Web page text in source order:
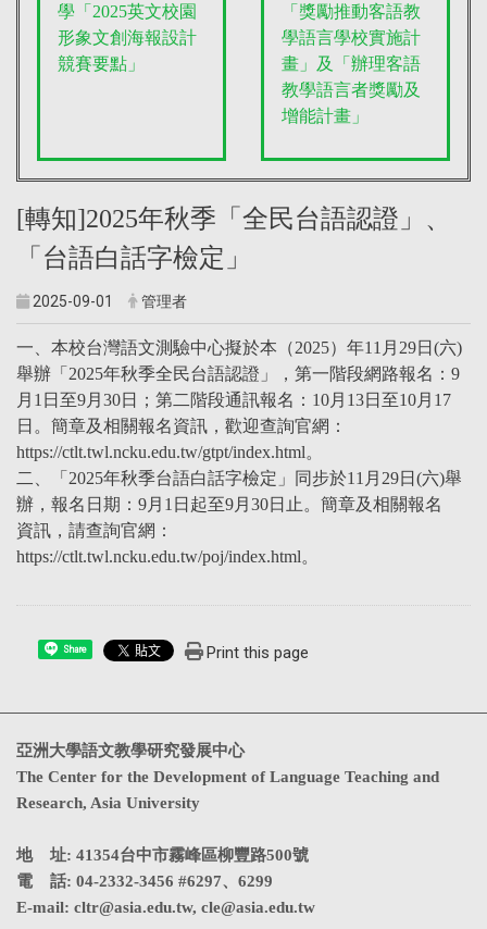
學「2025英文校園
形象文創海報設計
競賽要點」
「獎勵推動客語教
學語言學校實施計
畫」及「辦理客語
教學語言者獎勵及
增能計畫」
[轉知]2025年秋季「全民台語認證」、
「台語白話字檢定」
2025-09-01 管理者
一、本校台灣語文測驗中心擬於本（2025）年11月29日(六)
舉辦「2025年秋季全民台語認證」，第一階段網路報名：9
月1日至9月30日；第二階段通訊報名：10月13日至10月17
日。簡章及相關報名資訊，歡迎查詢官網：
https://ctlt.twl.ncku.edu.tw/gtpt/index.html。
二、「2025年秋季台語白話字檢定」同步於11月29日(六)舉
辦，報名日期：9月1日起至9月30日止。簡章及相關報名
資訊，請查詢官網：
https://ctlt.twl.ncku.edu.tw/poj/index.html。
Share Print this page
亞洲大學語文教學研究發展中心
The Center for the Development of Language Teaching and
Research, Asia University
地 址: 41354台中市霧峰區柳豐路500號
電 話: 04-2332-3456 #6297、6299
E-mail: cltr@asia.edu.tw, cle@asia.edu.tw